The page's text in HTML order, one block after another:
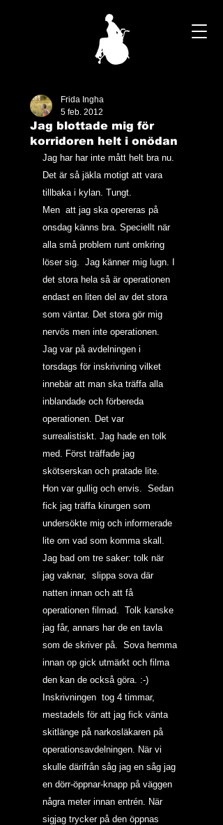
Jag blottade mig för
korridoren helt i onödan
Frida Ingha
5 feb. 2012
Jag har har inte mått helt bra nu.
Det är så jäkla motigt att vara
tillbaka i kylan. Tungt.
Men  att jag ska opereras på
onsdag känns bra. Speciellt när
alla små problem runt omkring
löser sig.  Jag känner mig lugn. I
det stora hela så är operationen
endast en liten del av det stora
som väntar. Det stora gör mig
nervös men inte operationen.
Jag var på avdelningen i
torsdags för inskrivning vilket
innebär att man ska träffa alla
inblandade och förbereda
operationen. Det var
surrealistiskt. Jag hade en tolk
med. Först träffade jag
skötserskan och pratade lite.
Hon var gullig och envis.  Sedan
fick jag träffa kirurgen som
undersökte mig och informerade
lite om vad som komma skall.
Jag bad om tre saker: tolk när
jag vaknar,  slippa sova där
natten innan och att få
operationen filmad.  Tolk kanske
jag får, annars har de en tavla
som de skriver på.  Sova hemma
innan op gick utmärkt och filma
den kan de också göra. :-)
Inskrivningen  tog 4 timmar,
mestadels för att jag fick vänta
skitlänge på narkosläkaren på
operationsavdelningen. När vi
skulle därifrån såg jag en såg jag
en dörr-öppnar-knapp på väggen
några meter innan entrén. När
sigjag trycker på den öppnas